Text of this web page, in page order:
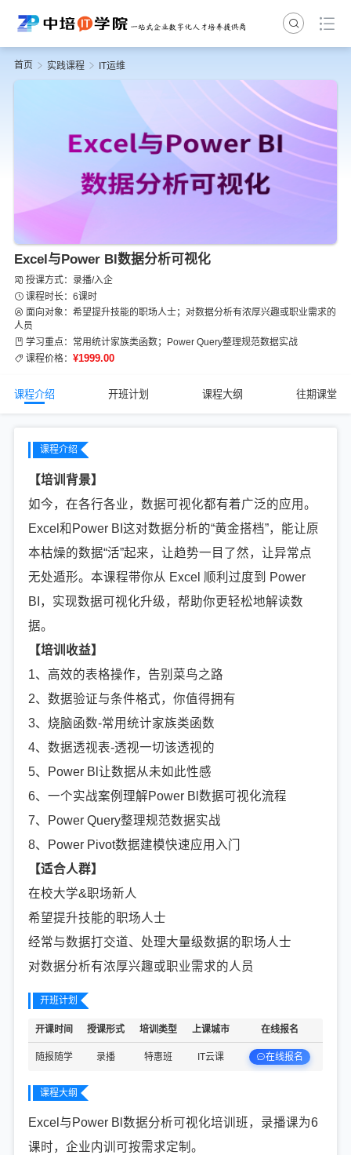
首页 实践课程 IT运维
Excel与Power Bl数据分析可视化
授课方式：录播/入企
课程时长：6课时
面向对象：希望提升技能的职场人士；对数据分析有浓厚兴趣或职业需求的
人员
学习重点：常用统计家族类函数；Power Query整理规范数据实战
课程价格： ¥1999.00
课程介绍 开班计划 课程大纲 往期课堂
课程介绍
【培训背景】
如今，在各行各业，数据可视化都有着广泛的应用。
Excel和Power BI这对数据分析的“黄金搭档”，能让原
本枯燥的数据“活”起来，让趋势一目了然，让异常点
无处遁形。本课程带你从 Excel 顺利过度到 Power
BI，实现数据可视化升级，帮助你更轻松地解读数
据。
【培训收益】
1、高效的表格操作，告别菜鸟之路
2、数据验证与条件格式，你值得拥有
3、烧脑函数-常用统计家族类函数
4、数据透视表-透视一切该透视的
5、Power Bl让数据从未如此性感
6、一个实战案例理解Power Bl数据可视化流程
7、Power Query整理规范数据实战
8、Power Pivot数据建模快速应用入门
【适合人群】
在校大学&职场新人
希望提升技能的职场人士
经常与数据打交道、处理大量级数据的职场人士
对数据分析有浓厚兴趣或职业需求的人员
开班计划
开课时间 授课形式 培训类型 上课城市 在线报名
随报随学 录播 特惠班 IT云课 在线报名
课程大纲
Excel与Power Bl数据分析可视化培训班，录播课为6
课时，企业内训可按需求定制。